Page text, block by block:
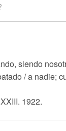
siendo
/ a nadie;
1922.